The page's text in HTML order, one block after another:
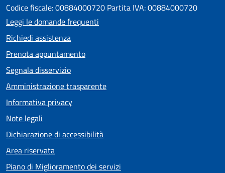
Codice fiscale: 00884000720 Partita IVA: 00884000720
Leggi le domande frequenti
Richiedi assistenza
Prenota appuntamento
Segnala disservizio
Amministrazione trasparente
Informativa privacy
Note legali
Dichiarazione di accessibilità
Area riservata
Piano di Miglioramento dei servizi